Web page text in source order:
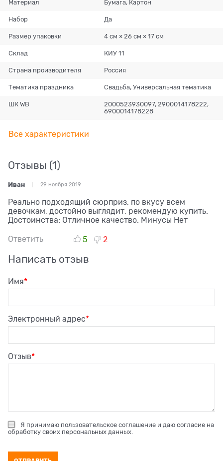
Материал Бумага, Картон
Набор Да
Размер упаковки 4 см × 26 см × 17 см
Склад КИУ 11
Страна производителя Россия
Тематика праздника Свадьба, Универсальная тематика
ШК WB
2000523930097, 2900014178222,
6900014178228
Все характеристики
Отзывы (1)
Иван 29 ноября 2019
Реально подходящий сюрприз, по вкусу всем
девочкам, достойно выглядит, рекомендую купить.
Достоинства: Отличное качество. Минусы Нет
Ответить 5 2
Написать отзыв
Имя
Электронный адрес
Отзыв
Я принимаю пользовательское соглашение и даю согласие на
обработку своих персональных данных.